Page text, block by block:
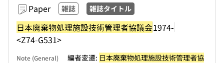
Paper 雑誌 雑誌タイトル
日本廃棄物処理施設技術管理者協議会1974-
<Z74-G531>
Note (General) 編者変遷: 日本廃棄物処理施設技術管理者協